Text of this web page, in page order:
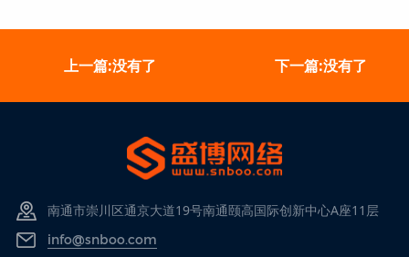
上一篇:没有了 下一篇:没有了
南通市崇川区通京大道19号南通颐高国际创新中心A座11层
info@snboo.com